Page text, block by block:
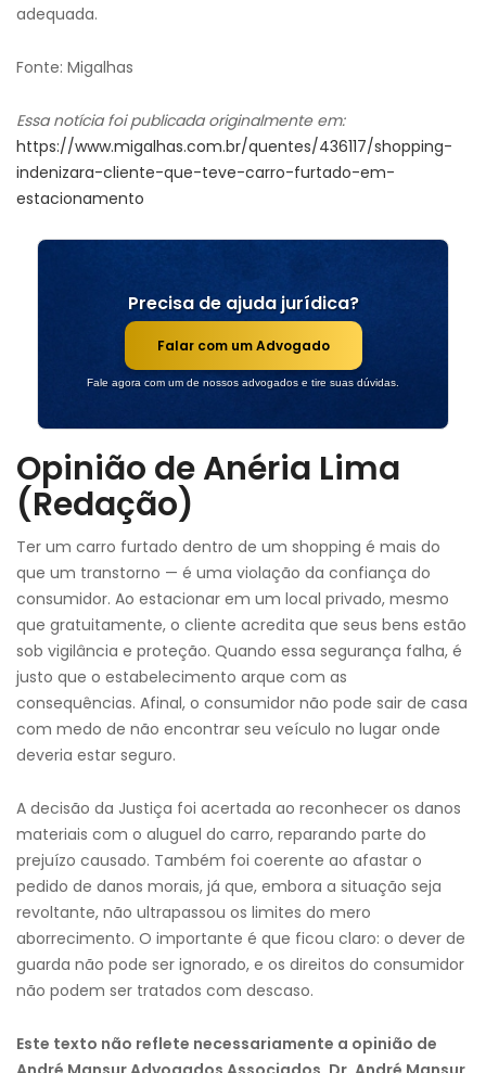
adequada.
Fonte: Migalhas
Essa notícia foi publicada originalmente em:
https://www.migalhas.com.br/quentes/436117/shopping-
indenizara-cliente-que-teve-carro-furtado-em-
estacionamento
Precisa de ajuda jurídica?
Falar com um Advogado
Fale agora com um de nossos advogados e tire suas dúvidas.
Opinião de Anéria Lima
(Redação)
Ter um carro furtado dentro de um shopping é mais do
que um transtorno — é uma violação da confiança do
consumidor. Ao estacionar em um local privado, mesmo
que gratuitamente, o cliente acredita que seus bens estão
sob vigilância e proteção. Quando essa segurança falha, é
justo que o estabelecimento arque com as
consequências. Afinal, o consumidor não pode sair de casa
com medo de não encontrar seu veículo no lugar onde
deveria estar seguro.
A decisão da Justiça foi acertada ao reconhecer os danos
materiais com o aluguel do carro, reparando parte do
prejuízo causado. Também foi coerente ao afastar o
pedido de danos morais, já que, embora a situação seja
revoltante, não ultrapassou os limites do mero
aborrecimento. O importante é que ficou claro: o dever de
guarda não pode ser ignorado, e os direitos do consumidor
não podem ser tratados com descaso.
Este texto não reflete necessariamente a opinião de